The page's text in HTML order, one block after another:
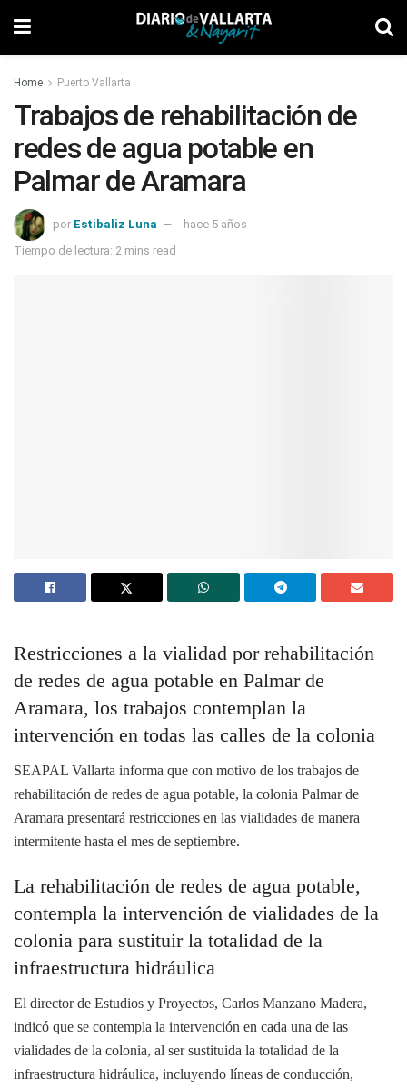
Home Puerto Vallarta
Trabajos de rehabilitación de
redes de agua potable en
Palmar de Aramara
por Estibaliz Luna
hace 5 años
Tiempo de lectura: 2 mins read
Restricciones a la vialidad por rehabilitación
de redes de agua potable en Palmar de
Aramara, los trabajos contemplan la
intervención en todas las calles de la colonia
SEAPAL Vallarta informa que con motivo de los trabajos de
rehabilitación de redes de agua potable, la colonia Palmar de
Aramara presentará restricciones en las vialidades de manera
intermitente hasta el mes de septiembre.
La rehabilitación de redes de agua potable,
contempla la intervención de vialidades de la
colonia para sustituir la totalidad de la
infraestructura hidráulica
El director de Estudios y Proyectos, Carlos Manzano Madera,
indicó que se contempla la intervención en cada una de las
vialidades de la colonia, al ser sustituida la totalidad de la
infraestructura hidráulica, incluyendo líneas de conducción,